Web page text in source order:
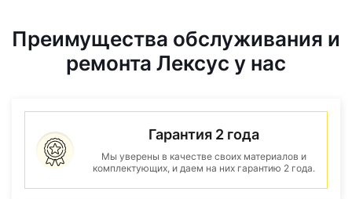
Преимущества обслуживания и
ремонта Лексус у нас
Гарантия 2 года
Мы уверены в качестве своих материалов и
комплектующих, и даем на них гарантию 2 года.